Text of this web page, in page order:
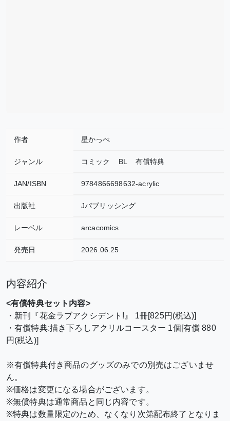
作者 星かっぺ
ジャンル コミック BL 有償特典
JAN/ISBN 9784866698632-acrylic
出版社 Jパブリッシング
レーベル arcacomics
発売日 2026.06.25
内容紹介
<有償特典セット内容>
・新刊『花金ラブアクシデント!』 1冊[825円(税込)]
・有償特典:描き下ろしアクリルコースター 1個[有償 880
円(税込)]
※有償特典付き商品のグッズのみでの別売はございませ
ん。
※価格は変更になる場合がございます。
※無償特典は通常商品と同じ内容です。
※特典は数量限定のため、なくなり次第配布終了となりま